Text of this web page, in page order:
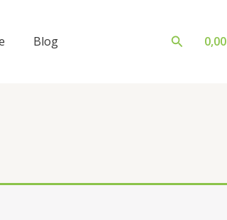
Blog Szukaj0,00